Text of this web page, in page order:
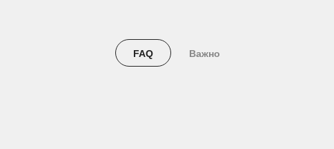
FAQ Важно